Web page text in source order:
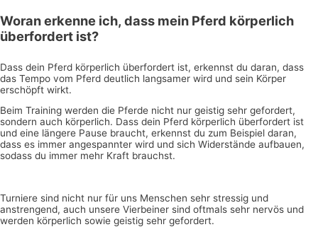
Woran erkenne ich, dass mein Pferd körperlich
überfordert ist?
Dass dein Pferd körperlich überfordert ist, erkennst du daran, dass
das Tempo vom Pferd deutlich langsamer wird und sein Körper
erschöpft wirkt.
Beim Training werden die Pferde nicht nur geistig sehr gefordert,
sondern auch körperlich. Dass dein Pferd körperlich überfordert ist
und eine längere Pause braucht, erkennst du zum Beispiel daran,
dass es immer angespannter wird und sich Widerstände aufbauen,
sodass du immer mehr Kraft brauchst.
Turniere sind nicht nur für uns Menschen sehr stressig und
anstrengend, auch unsere Vierbeiner sind oftmals sehr nervös und
werden körperlich sowie geistig sehr gefordert.